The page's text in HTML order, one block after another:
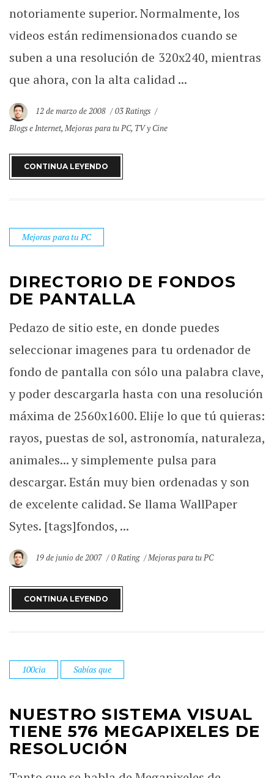
notoriamente superior. Normalmente, los
videos están redimensionados cuando se
suben a una resolución de 320x240, mientras
que ahora, con la alta calidad ...
12 de marzo de 2008
03 Ratings
Blogs e Internet,Mejoras para tu PC, TV y Cine
CONTINUA LEYENDO
Mejoras para tu PC
DIRECTORIO DE FONDOS
DE PANTALLA
Pedazo de sitio este, en donde puedes
seleccionar imagenes para tu ordenador de
fondo de pantalla con sólo una palabra clave,
y poder descargarla hasta con una resolución
máxima de 2560x1600. Elije lo que tú quieras:
rayos, puestas de sol, astronomía, naturaleza,
animales... y simplemente pulsa para
descargar. Están muy bien ordenadas y son
de excelente calidad. Se llama WallPaper
Sytes. [tags]fondos, ...
19 de junio de 2007 0 Rating Mejoras para tu PC
CONTINUA LEYENDO
100cia Sabías que
NUESTRO SISTEMA VISUAL
TIENE 576 MEGAPIXELES DE
RESOLUCIÓN